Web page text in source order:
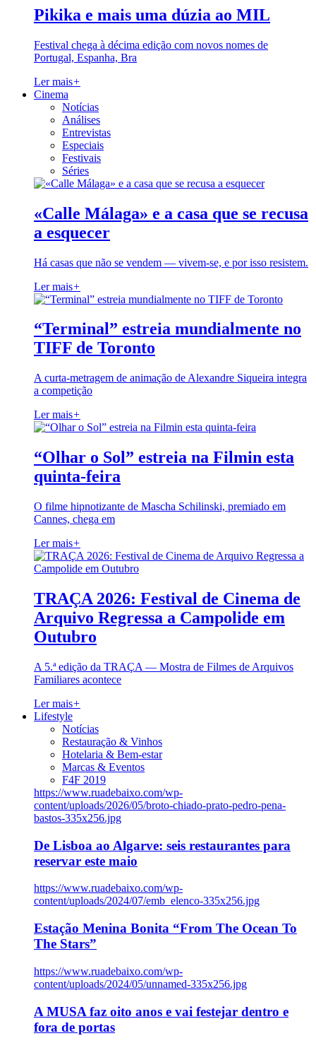
Pikika e mais uma dúzia ao MIL
Festival chega à décima edição com novos nomes de
Portugal, Espanha, Bra
Ler mais+
Cinema
Notícias
Análises
Entrevistas
Especiais
Festivais
Séries
«Calle Málaga» e a casa que se recusa
a esquecer
Há casas que não se vendem — vivem-se, e por isso resistem.
Ler mais+
“Terminal” estreia mundialmente no
TIFF de Toronto
A curta-metragem de animação de Alexandre Siqueira integra
a competição
Ler mais+
“Olhar o Sol” estreia na Filmin esta
quinta-feira
O filme hipnotizante de Mascha Schilinski, premiado em
Cannes, chega em
Ler mais+
TRAÇA 2026: Festival de Cinema de
Arquivo Regressa a Campolide em
Outubro
A 5.ª edição da TRAÇA — Mostra de Filmes de Arquivos
Familiares acontece
Ler mais+
Lifestyle
Notícias
Restauração & Vinhos
Hotelaria & Bem-estar
Marcas & Eventos
F4F 2019
https://www.ruadebaixo.com/wp-
content/uploads/2026/05/broto-chiado-prato-pedro-pena-
bastos-335x256.jpg
De Lisboa ao Algarve: seis restaurantes para
reservar este maio
https://www.ruadebaixo.com/wp-
content/uploads/2024/07/emb_elenco-335x256.jpg
Estação Menina Bonita “From The Ocean To
The Stars”
https://www.ruadebaixo.com/wp-
content/uploads/2024/05/unnamed-335x256.jpg
A MUSA faz oito anos e vai festejar dentro e
fora de portas